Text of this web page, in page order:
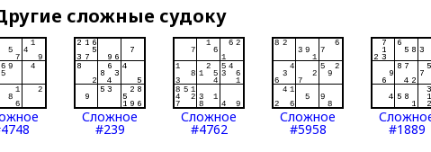
сложные судоку
Сложное
#239
Сложное
#4762
Сложное
#5958 #1889